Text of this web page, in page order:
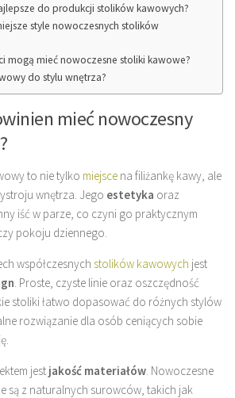
do produkcji stolików kawowych?
style nowoczesnych stolików
mogą mieć nowoczesne stoliki kawowe?
do stylu wnętrza?
mieć nowoczesny
?
to nie tylko miejsce na filiżankę kawy, ale
wnętrza. Jego estetyka oraz
iść w parze, co czyni go praktycznym
pokoju dziennego.
współczesnych stolików kawowych jest
. Proste, czyste linie oraz oszczędność
stoliki łatwo dopasować do różnych stylów
rozwiązanie dla osób ceniących sobie
jest jakość materiałów . Nowoczesne
są z naturalnych surowców, takich jak